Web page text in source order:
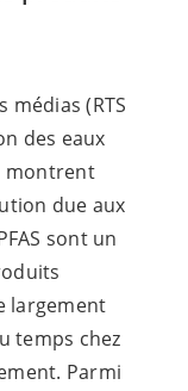
médias (RTS
des eaux
montrent
due aux
sont un
largement
temps chez
Parmi